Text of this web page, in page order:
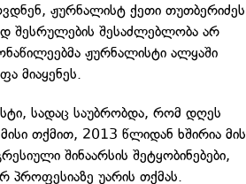
ჟურნალისტ ქეთი თუთბერიძეს
შესრულების შესაძლებლობა არ
ჟურნალისტი ალყაში
მიაყენეს.
სადაც საუბრობდა, რომ დღეს
თქმით, 2013 წლიდან ხშირია მის
შინაარსის შეტყობინებები,
პროფესიაზე უარის თქმას.